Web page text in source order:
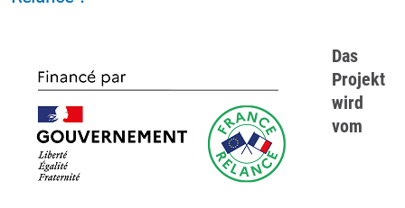
Das
Projekt
wird
vom